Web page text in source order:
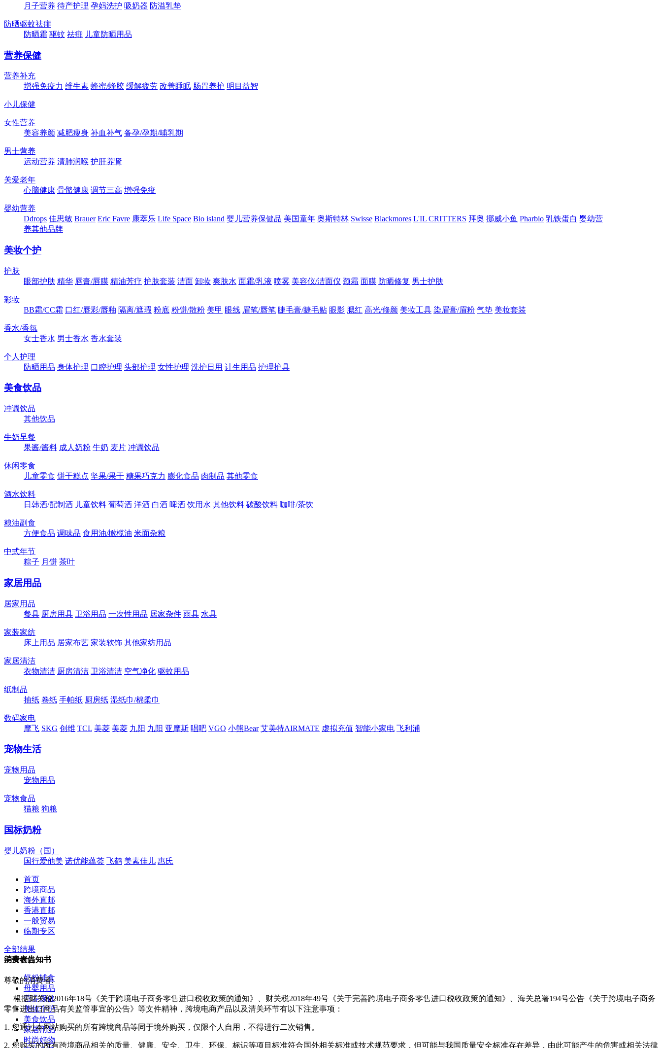
月子营养 待产护理 孕妈洗护 吸奶器 防溢乳垫
防晒驱蚊祛痱
防晒霜 驱蚊 祛痱 儿童防晒用品
营养保健
营养补充
增强免疫力 维生素 蜂蜜/蜂胶 缓解疲劳 改善睡眠 肠胃养护 明目益智
小儿保健
女性营养
美容养颜 减肥瘦身 补血补气 备孕/孕期/哺乳期
男士营养
运动营养 清肺润喉 护肝养肾
关爱老年
心脑健康 骨骼健康 调节三高 增强免疫
婴幼营养
Ddrops 佳思敏 Brauer Eric Favre 康萃乐 Life Space Bio island 婴儿营养保健品 美国童年 奥斯特林 Swisse Blackmores L'IL CRITTERS 拜奥 挪威小鱼 Pharbio 乳铁蛋白 婴幼营
养其他品牌
美妆个护
护肤
眼部护肤 精华 唇膏/唇膜 精油芳疗 护肤套装 洁面 卸妆 爽肤水 面霜/乳液 喷雾 美容仪/洁面仪 颈霜 面膜 防晒修复 男士护肤
彩妆
BB霜/CC霜 口红/唇彩/唇釉 隔离/遮瑕 粉底 粉饼/散粉 美甲 眼线 眉笔/唇笔 睫毛膏/睫毛贴 眼影 腮红 高光/修颜 美妆工具 染眉膏/眉粉 气垫 美妆套装
香水/香氛
女士香水 男士香水 香水套装
个人护理
防晒用品 身体护理 口腔护理 头部护理 女性护理 洗护日用 计生用品 护理护具
美食饮品
冲调饮品
其他饮品
牛奶早餐
果酱/酱料 成人奶粉 牛奶 麦片 冲调饮品
休闲零食
儿童零食 饼干糕点 坚果/果干 糖果巧克力 膨化食品 肉制品 其他零食
酒水饮料
日韩酒/配制酒 儿童饮料 葡萄酒 洋酒 白酒 啤酒 饮用水 其他饮料 碳酸饮料 咖啡/茶饮
粮油副食
方便食品 调味品 食用油/橄榄油 米面杂粮
中式年节
粽子 月饼 茶叶
家居用品
居家用品
餐具 厨房用具 卫浴用品 一次性用品 居家杂件 雨具 水具
家装家纺
床上用品 居家布艺 家装软饰 其他家纺用品
家居清洁
衣物清洁 厨房清洁 卫浴清洁 空气净化 驱蚊用品
纸制品
抽纸 卷纸 手帕纸 厨房纸 湿纸巾/棉柔巾
数码家电
摩飞 SKG 创维 TCL 美菱 美菱 九阳 九阳 亚摩斯 唱吧 VGO 小熊Bear 艾美特AIRMATE 虚拟充值 智能小家电 飞利浦
宠物生活
宠物用品
宠物用品
宠物食品
猫粮 狗粮
国标奶粉
婴儿奶粉（国）
国行爱他美 诺优能蕴荟 飞鹤 美素佳儿 惠氏
首页
跨境商品
海外直邮
香港直邮
一般贸易
临期专区
消费者告知书
尊敬的消费者:
根据财关税2016年18号《关于跨境电子商务零售进口税收政策的通知》、财关税2018年49号《关于完善跨境电子商务零售进口税收政策的通知》、海关总署194号公告《关于跨境电子商务
零售进出口商品有关监管事宜的公告》等文件精神，跨境电商产品以及清关环节有以下注意事项：
1. 您通过本网站购买的所有跨境商品等同于境外购买，仅限个人自用，不得进行二次销售。
2. 您购买的所有跨境商品相关的质量、健康、安全、卫生、环保、标识等项目标准符合国外相关标准或技术规范要求，但可能与我国质量安全标准存在差异，由此可能产生的危害或相关法律
全部结果
美食饮品
奶粉辅食
母婴用品
营养保健
美妆个护
美食饮品
家居用品
时尚好物